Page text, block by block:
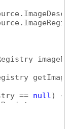
== null)
{
=